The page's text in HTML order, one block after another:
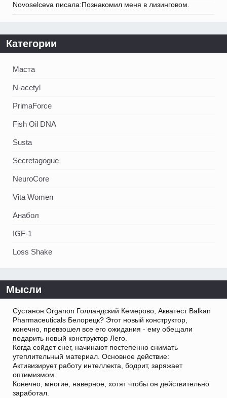
Novoselceva писала:Познакомил меня в лизинговом.
Категории
Маста
N-acetyl
PrimaForce
Fish Oil DNA
Susta
Secretagogue
NeuroCore
Vita Women
Анабол
IGF-1
Loss Shake
Мысли
Сустанон Organon Голландский Кемерово, Акватест Balkan
Pharmaceuticals Белорецк? Этот новый конструктор,
конечно, превзошел все его ожидания - ему обещали
подарить новый конструктор Лего.
Когда сойдет снег, начинают постепенно снимать
утеплительный материал. Основное действие:
Активизирует работу интеллекта, бодрит, заряжает
оптимизмом.
Конечно, многие, наверное, хотят чтобы он действительно
заработал.